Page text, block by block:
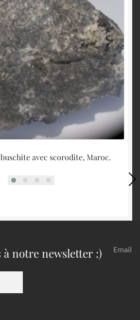
avec scorodite, Maroc.
notre newsletter :) Email